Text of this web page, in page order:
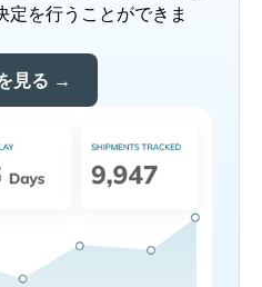
定を行うことができま
見る →